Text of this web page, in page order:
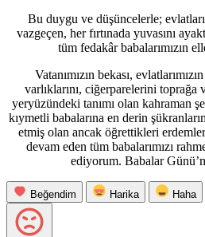
Bu duygu ve düşüncelerle;
vazgeçen, her fırtınada yuvasını
tüm fedakâr babalarımızın
Vatanımızın bekası,
varlıklarını, ciğerparelerini toprağa
yeryüzündeki tanımı olan kahraman
kıymetli babalarına en derin
etmiş olan ancak öğrettikleri
devam eden tüm babalarımızı
ediyorum. Babalar
Beğendim Harika Haha